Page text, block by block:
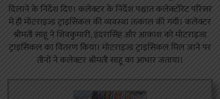
दिलाने के निर्देश दिए। कलेक्टर के निर्देश पश्चात कलेक्टोरेट परिसर
में ही मोटराइज्ड ट्राइसिकल की व्यवस्था तत्काल की गयी। कलेक्टर
श्रीमती साहू ने शिवकुमारी, इंदरासिंह और आकाश को मोटराइज्ड
ट्राइसिकल का वितरण किया। मोटराइज्ड ट्राइसिकल मिल जाने पर
तीनों ने कलेक्टर श्रीमती साहू का आभार जताया।